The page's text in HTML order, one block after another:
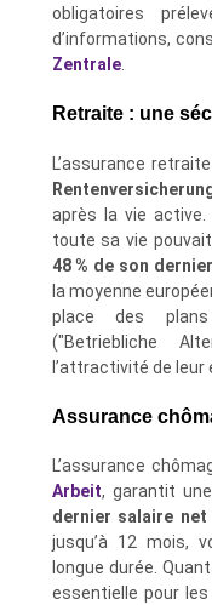
obligatoires
d’informations,
Zentrale.
Retraite : une
L’assurance
après la vie active.
toute sa vie
48 % de son
la moyenne
place des
("Betriebliche
l’attractivité de leur
Assurance
L’assurance
Arbeit, garantit
dernier salaire net
jusqu’à 12 mois,
longue durée.
essentielle pour